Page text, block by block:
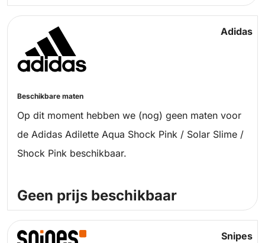
Adidas
Beschikbare maten
Op dit moment hebben we (nog) geen maten voor
de Adidas Adilette Aqua Shock Pink / Solar Slime /
Shock Pink beschikbaar.
Geen prijs beschikbaar
Snipes